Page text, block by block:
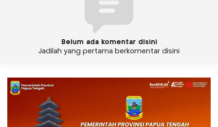
Belum ada komentar disini
Jadilah yang pertama berkomentar disini